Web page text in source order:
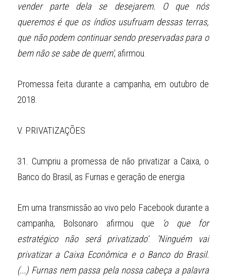
vender parte dela se desejarem. O que nós
queremos é que os índios usufruam dessas terras,
que não podem continuar sendo preservadas para o
bem não se sabe de quem', afirmou.
Promessa feita durante a campanha, em outubro de
2018.
V. PRIVATIZAÇÕES
31. Cumpriu a promessa de não privatizar a Caixa, o
Banco do Brasil, as Furnas e geração de energia
Em uma transmissão ao vivo pelo Facebook durante a
campanha, Bolsonaro afirmou que
'o que for
estratégico não será privatizado'.
'Ninguém vai
privatizar a Caixa Econômica e o Banco do Brasil.
(...) Furnas nem passa pela nossa cabeça a palavra